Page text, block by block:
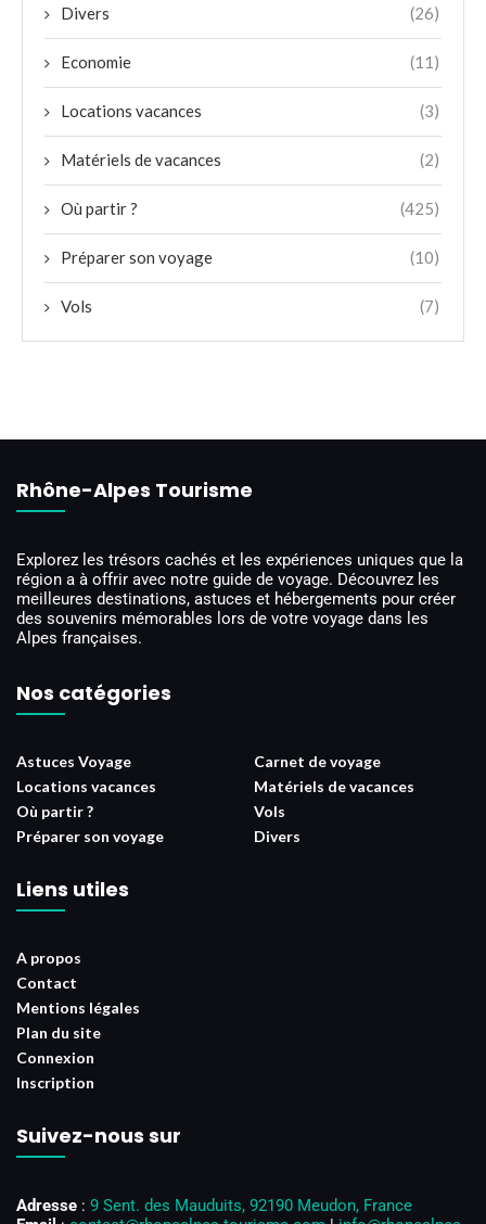
Divers (26)
Economie (11)
Locations vacances (3)
Matériels de vacances (2)
Où partir ? (425)
Préparer son voyage (10)
Vols (7)
Rhône-Alpes Tourisme
Explorez les trésors cachés et les expériences uniques que la
région a à offrir avec notre guide de voyage. Découvrez les
meilleures destinations, astuces et hébergements pour créer
des souvenirs mémorables lors de votre voyage dans les
Alpes françaises.
Nos catégories
Astuces Voyage
Carnet de voyage
Locations vacances
Matériels de vacances
Où partir ?
Vols
Préparer son voyage
Divers
Liens utiles
A propos
Contact
Mentions légales
Plan du site
Connexion
Inscription
Suivez-nous sur
Adresse : 9 Sent. des Mauduits, 92190 Meudon, France